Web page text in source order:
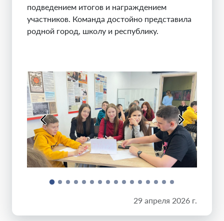
подведением итогов и награждением
участников. Команда достойно представила
родной город, школу и республику.
29 апреля 2026 г.